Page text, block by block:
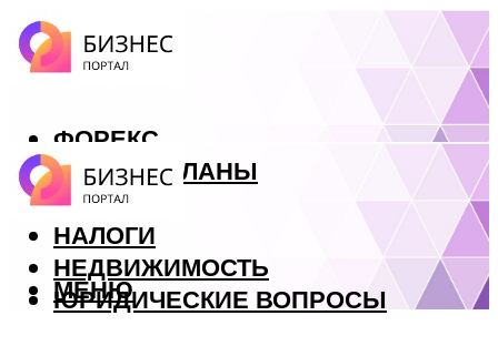
ФОРЕКС
БИЗНЕС ПЛАНЫ
КРЕДИТЫ
НАЛОГИ
НЕДВИЖИМОСТЬ
ЮРИДИЧЕСКИЕ ВОПРОСЫ
МЕНЮ